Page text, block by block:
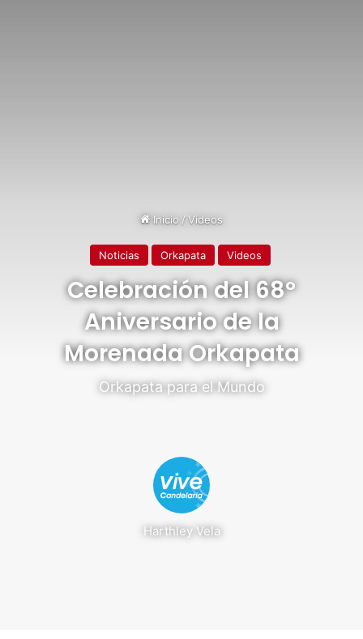
Inicio /Videos
Noticias Orkapata Videos
Celebración del 68º
Aniversario de la
Morenada Orkapata
Orkapata para el Mundo
Harthley Vela